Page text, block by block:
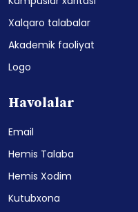
Xalqaro talabalar
Akademik faoliyat
Logo
Havolalar
Email
Hemis Talaba
Hemis Xodim
Kutubxona